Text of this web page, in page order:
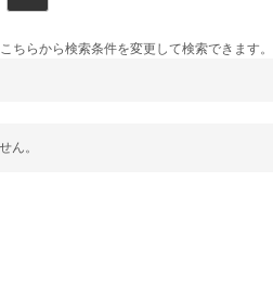
こちらから検索条件を変更して検索できます。
ん。